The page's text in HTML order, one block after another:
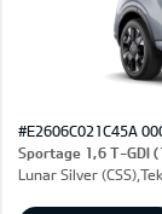
#E2606C021C45A
Sportage 1,6 T-GDI
Lunar Silver